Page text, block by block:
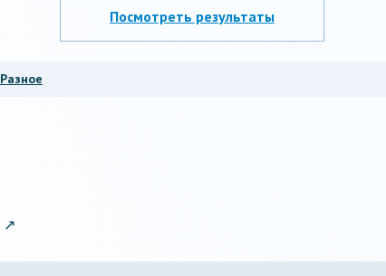
Посмотреть результаты
Разное
↗